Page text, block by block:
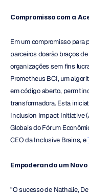
Compromisso com a
Em um compromisso para
parceiros doarão braços
organizações sem fins
Prometheus BCI, um
em código aberto,
transformadora. Esta
Inclusion Impact Initiative
Globais do Fórum
CEO da Inclusive Brains, e
Empoderando um
"O sucesso de Nathalie,